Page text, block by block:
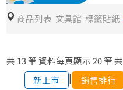
商品列表 文具館 標籤貼紙
共 13筆 資料每頁顯示 20筆 共
新上市
| 銷售排行